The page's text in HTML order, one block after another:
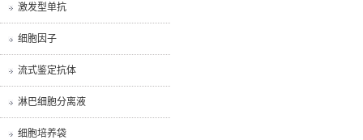
激发型单抗
细胞因子
流式鉴定抗体
淋巴细胞分离液
细胞培养袋